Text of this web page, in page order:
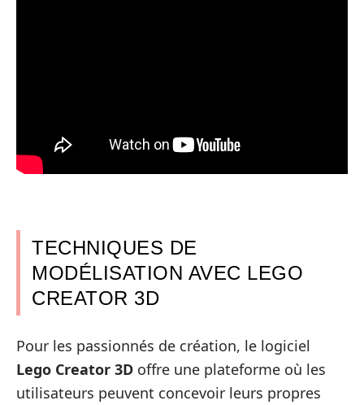
TECHNIQUES DE
MODÉLISATION AVEC LEGO
CREATOR 3D
Pour les passionnés de création, le logiciel
Lego Creator 3D offre une plateforme où les
utilisateurs peuvent concevoir leurs propres